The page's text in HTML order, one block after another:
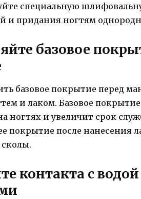
специальную
и придания ногтям
базовое
базовое покрытие перед
и лаком. Базовое
ногтях и увеличит срок
покрытие после нанесения
контакта с